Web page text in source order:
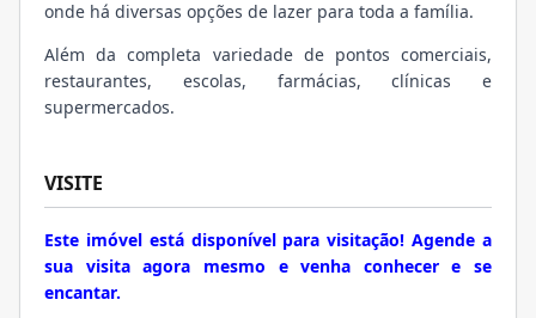
onde há diversas opções de lazer para toda a família.
Além da completa variedade de pontos comerciais,
restaurantes, escolas, farmácias, clínicas e
supermercados.
VISITE
Este imóvel está disponível para visitação! Agende a
sua visita agora mesmo e venha conhecer e se
encantar.